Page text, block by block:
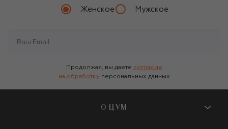
Женское Мужское
Продолжая, вы даете согласие
на обработку персональных данных
О ЦУМ